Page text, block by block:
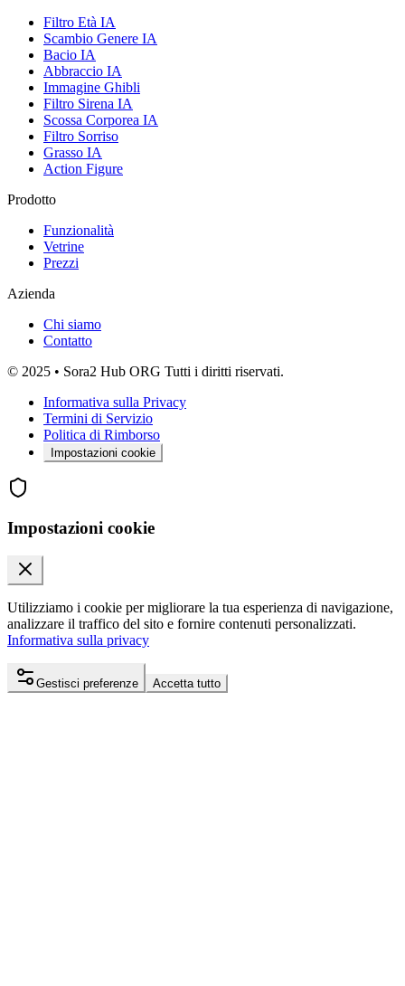
Filtro Età IA
Scambio Genere IA
Bacio IA
Abbraccio IA
Immagine Ghibli
Filtro Sirena IA
Scossa Corporea IA
Filtro Sorriso
Grasso IA
Action Figure
Prodotto
Funzionalità
Vetrine
Prezzi
Azienda
Chi siamo
Contatto
© 2025 • Sora2 Hub ORG Tutti i diritti riservati.
Informativa sulla Privacy
Termini di Servizio
Politica di Rimborso
Impostazioni cookie
Impostazioni cookie
Utilizziamo i cookie per migliorare la tua esperienza di navigazione,
analizzare il traffico del sito e fornire contenuti personalizzati.
Informativa sulla privacy
Gestisci preferenze Accetta tutto